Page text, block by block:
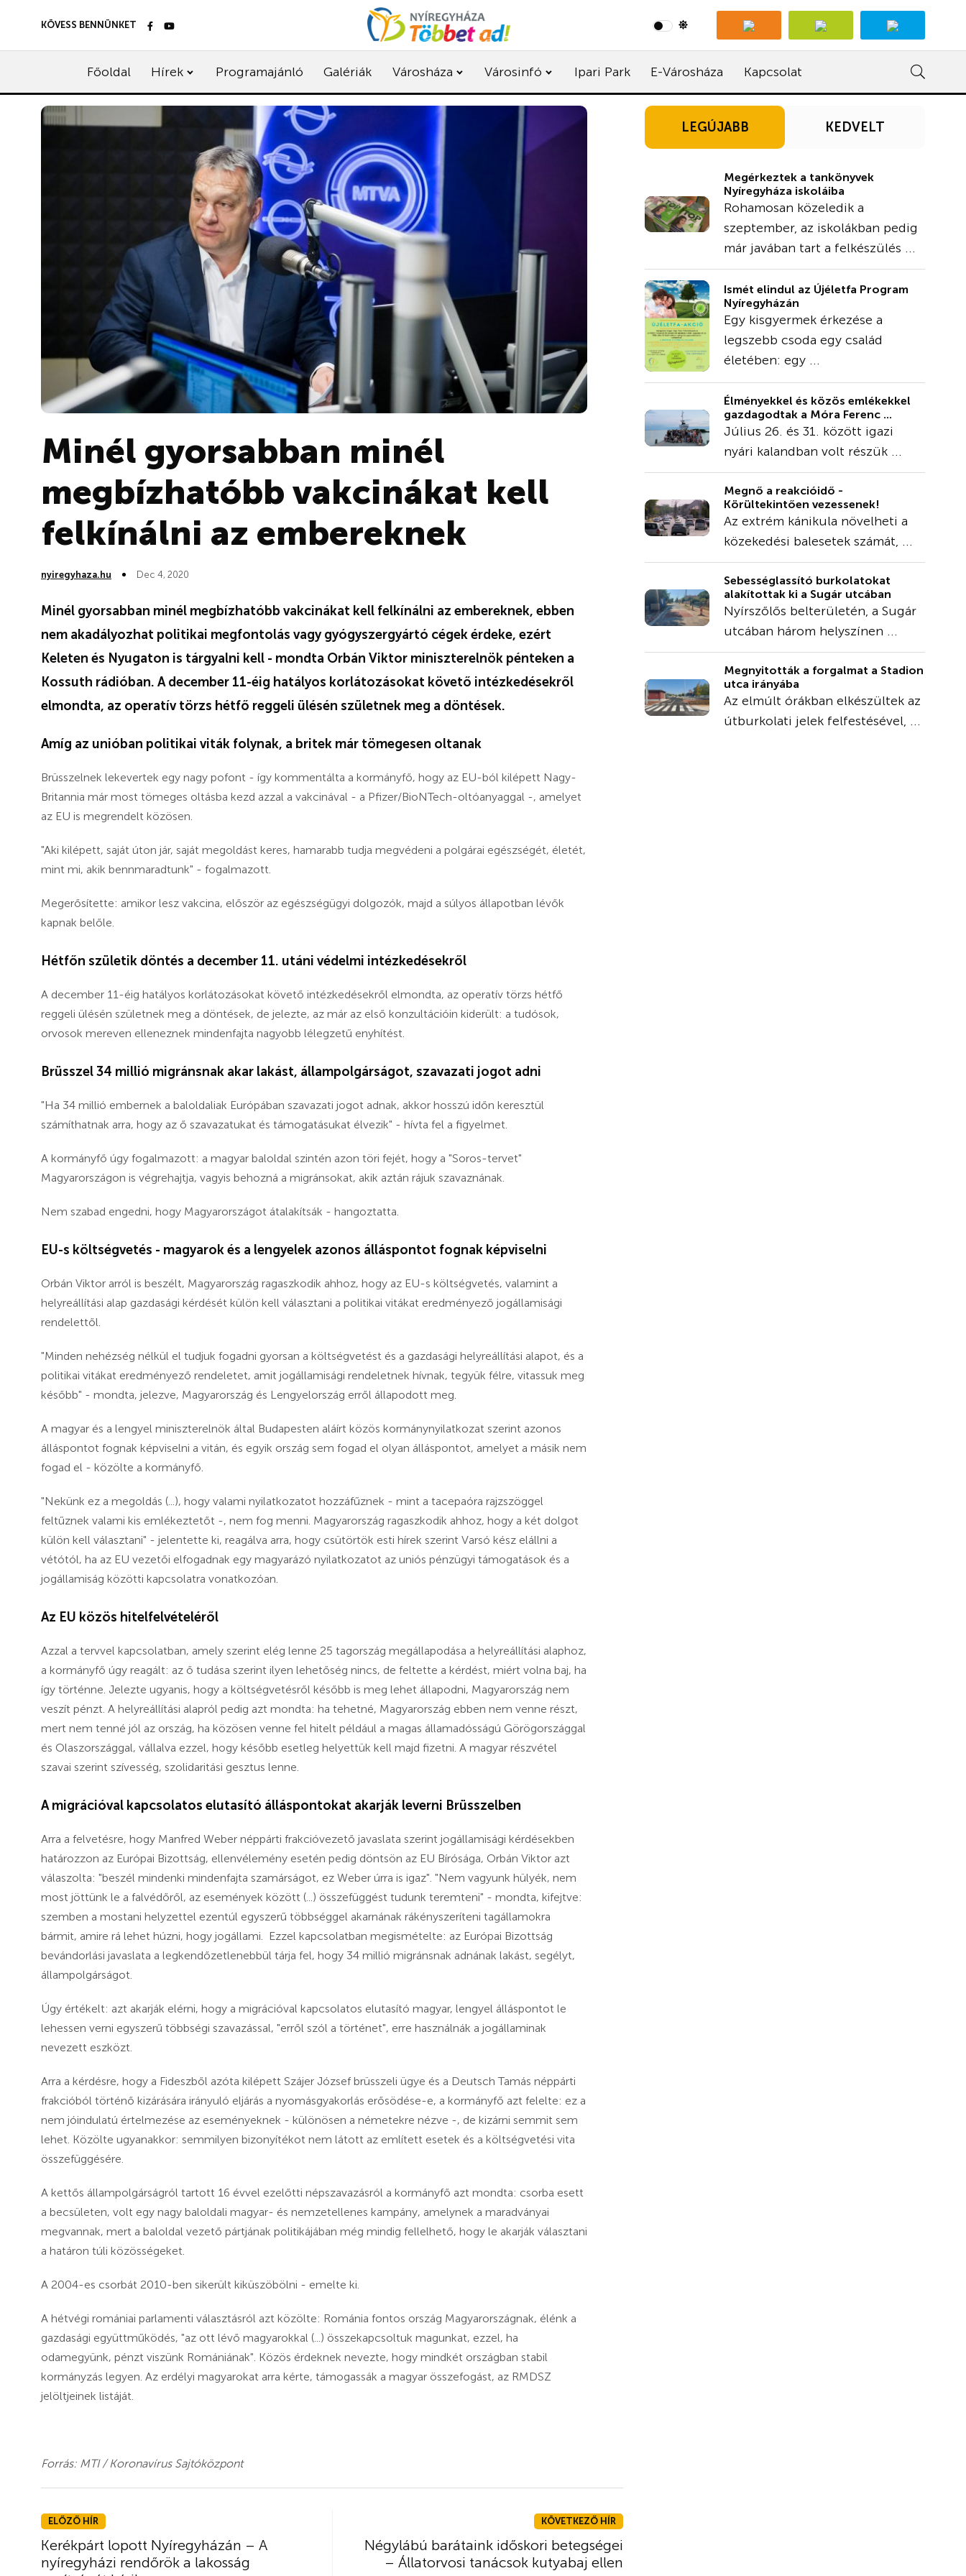
KÖVESS BENNÜNKET
Főoldal Hírek Programajánló Galériák Városháza Városinfó Ipari Park E-Városháza Kapcsolat
Minél gyorsabban minél
megbízhatóbb vakcinákat kell
felkínálni az embereknek
nyiregyhaza.hu Dec 4, 2020
Minél gyorsabban minél megbízhatóbb vakcinákat kell felkínálni az embereknek, ebben
nem akadályozhat politikai megfontolás vagy gyógyszergyártó cégek érdeke, ezért
Keleten és Nyugaton is tárgyalni kell - mondta Orbán Viktor miniszterelnök pénteken a
Kossuth rádióban. A december 11-éig hatályos korlátozásokat követő intézkedésekről
elmondta, az operatív törzs hétfő reggeli ülésén születnek meg a döntések.
Amíg az unióban politikai viták folynak, a britek már tömegesen oltanak
Brüsszelnek lekevertek egy nagy pofont - így kommentálta a kormányfő, hogy az EU-ból kilépett Nagy-
Britannia már most tömeges oltásba kezd azzal a vakcinával - a Pfizer/BioNTech-oltóanyaggal -, amelyet
az EU is megrendelt közösen.
"Aki kilépett, saját úton jár, saját megoldást keres, hamarabb tudja megvédeni a polgárai egészségét, életét,
mint mi, akik bennmaradtunk" - fogalmazott.
Megerősítette: amikor lesz vakcina, először az egészségügyi dolgozók, majd a súlyos állapotban lévők
kapnak belőle.
Hétfőn születik döntés a december 11. utáni védelmi intézkedésekről
A december 11-éig hatályos korlátozásokat követő intézkedésekről elmondta, az operatív törzs hétfő
reggeli ülésén születnek meg a döntések, de jelezte, az már az első konzultációin kiderült: a tudósok,
orvosok mereven elleneznek mindenfajta nagyobb lélegzetű enyhítést.
Brüsszel 34 millió migránsnak akar lakást, állampolgárságot, szavazati jogot adni
"Ha 34 millió embernek a baloldaliak Európában szavazati jogot adnak, akkor hosszú időn keresztül
számíthatnak arra, hogy az ő szavazatukat és támogatásukat élvezik" - hívta fel a figyelmet.
A kormányfő úgy fogalmazott: a magyar baloldal szintén azon töri fejét, hogy a "Soros-tervet"
Magyarországon is végrehajtja, vagyis behozná a migránsokat, akik aztán rájuk szavaznának.
Nem szabad engedni, hogy Magyarországot átalakítsák - hangoztatta.
EU-s költségvetés - magyarok és a lengyelek azonos álláspontot fognak képviselni
Orbán Viktor arról is beszélt, Magyarország ragaszkodik ahhoz, hogy az EU-s költségvetés, valamint a
helyreállítási alap gazdasági kérdését külön kell választani a politikai vitákat eredményező jogállamisági
rendelettől.
"Minden nehézség nélkül el tudjuk fogadni gyorsan a költségvetést és a gazdasági helyreállítási alapot, és a
politikai vitákat eredményező rendeletet, amit jogállamisági rendeletnek hívnak, tegyük félre, vitassuk meg
később" - mondta, jelezve, Magyarország és Lengyelország erről állapodott meg.
A magyar és a lengyel miniszterelnök által Budapesten aláírt közös kormánynyilatkozat szerint azonos
álláspontot fognak képviselni a vitán, és egyik ország sem fogad el olyan álláspontot, amelyet a másik nem
fogad el - közölte a kormányfő.
"Nekünk ez a megoldás (...), hogy valami nyilatkozatot hozzáfűznek - mint a tacepaóra rajzszöggel
feltűznek valami kis emlékeztetőt -, nem fog menni. Magyarország ragaszkodik ahhoz, hogy a két dolgot
külön kell választani" - jelentette ki, reagálva arra, hogy csütörtök esti hírek szerint Varsó kész elállni a
vétótól, ha az EU vezetői elfogadnak egy magyarázó nyilatkozatot az uniós pénzügyi támogatások és a
jogállamiság közötti kapcsolatra vonatkozóan.
Az EU közös hitelfelvételéről
Azzal a tervvel kapcsolatban, amely szerint elég lenne 25 tagország megállapodása a helyreállítási alaphoz,
a kormányfő úgy reagált: az ő tudása szerint ilyen lehetőség nincs, de feltette a kérdést, miért volna baj, ha
így történne. Jelezte ugyanis, hogy a költségvetésről később is meg lehet állapodni, Magyarország nem
veszít pénzt. A helyreállítási alapról pedig azt mondta: ha tehetné, Magyarország ebben nem venne részt,
mert nem tenné jól az ország, ha közösen venne fel hitelt például a magas államadósságú Görögországgal
és Olaszországgal, vállalva ezzel, hogy később esetleg helyettük kell majd fizetni. A magyar részvétel
szavai szerint szívesség, szolidaritási gesztus lenne.
A migrációval kapcsolatos elutasító álláspontokat akarják leverni Brüsszelben
Arra a felvetésre, hogy Manfred Weber néppárti frakcióvezető javaslata szerint jogállamisági kérdésekben
határozzon az Európai Bizottság, ellenvélemény esetén pedig döntsön az EU Bírósága, Orbán Viktor azt
válaszolta: "beszél mindenki mindenfajta szamárságot, ez Weber úrra is igaz". "Nem vagyunk hülyék, nem
most jöttünk le a falvédőről, az események között (...) összefüggést tudunk teremteni" - mondta, kifejtve:
szemben a mostani helyzettel ezentúl egyszerű többséggel akarnának rákényszeríteni tagállamokra
bármit, amire rá lehet húzni, hogy jogállami. Ezzel kapcsolatban megismételte: az Európai Bizottság
bevándorlási javaslata a legkendőzetlenebbül tárja fel, hogy 34 millió migránsnak adnának lakást, segélyt,
állampolgárságot.
Úgy értékelt: azt akarják elérni, hogy a migrációval kapcsolatos elutasító magyar, lengyel álláspontot le
lehessen verni egyszerű többségi szavazással, "erről szól a történet", erre használnák a jogállaminak
nevezett eszközt.
Arra a kérdésre, hogy a Fideszből azóta kilépett Szájer József brüsszeli ügye és a Deutsch Tamás néppárti
frakcióból történő kizárására irányuló eljárás a nyomásgyakorlás erősödése-e, a kormányfő azt felelte: ez a
nem jóindulatú értelmezése az eseményeknek - különösen a németekre nézve -, de kizárni semmit sem
lehet. Közölte ugyanakkor: semmilyen bizonyítékot nem látott az említett esetek és a költségvetési vita
összefüggésére.
A kettős állampolgárságról tartott 16 évvel ezelőtti népszavazásról a kormányfő azt mondta: csorba esett
a becsületen, volt egy nagy baloldali magyar- és nemzetellenes kampány, amelynek a maradványai
megvannak, mert a baloldal vezető pártjának politikájában még mindig fellelhető, hogy le akarják választani
a határon túli közösségeket.
A 2004-es csorbát 2010-ben sikerült kiküszöbölni - emelte ki.
A hétvégi romániai parlamenti választásról azt közölte: Románia fontos ország Magyarországnak, élénk a
gazdasági együttműködés, "az ott lévő magyarokkal (...) összekapcsoltuk magunkat, ezzel, ha
odamegyünk, pénzt viszünk Romániának". Közös érdeknek nevezte, hogy mindkét országban stabil
kormányzás legyen. Az erdélyi magyarokat arra kérte, támogassák a magyar összefogást, az RMDSZ
jelöltjeinek listáját.
Forrás: MTI / Koronavírus Sajtóközpont
ELŐZŐ HÍR
Kerékpárt lopott Nyíregyházán – A
nyíregyházi rendőrök a lakosság
KÖVETKEZŐ HÍR
Négylábú barátaink időskori betegségei
– Állatorvosi tanácsok kutyabaj ellen
LEGÚJABB KEDVELT
Megérkeztek a tankönyvek
Nyíregyháza iskoláiba
Rohamosan közeledik a
szeptember, az iskolákban pedig
már javában tart a felkészülés ...
Ismét elindul az Újéletfa Program
Nyíregyházán
Egy kisgyermek érkezése a
legszebb csoda egy család
életében: egy ...
Élményekkel és közös emlékekkel
gazdagodtak a Móra Ferenc ...
Július 26. és 31. között igazi
nyári kalandban volt részük ...
Megnő a reakcióidő -
Körültekintően vezessenek!
Az extrém kánikula növelheti a
közekedési balesetek számát, ...
Sebességlassító burkolatokat
alakítottak ki a Sugár utcában
Nyírszőlős belterületén, a Sugár
utcában három helyszínen ...
Megnyitották a forgalmat a Stadion
utca irányába
Az elmúlt órákban elkészültek az
útburkolati jelek felfestésével, ...